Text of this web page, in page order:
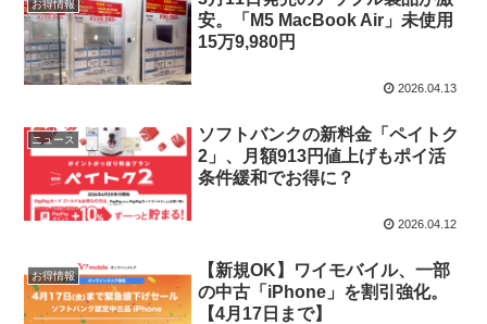
お得情報
安。「M5 MacBook Air」未使用
15万9,980円
2026.04.13
ニュース
ソフトバンクの新料金「ペイトク
2」、月額913円値上げもポイ活
条件緩和でお得に？
2026.04.12
お得情報
【新規OK】ワイモバイル、一部
の中古「iPhone」を割引強化。
【4月17日まで】